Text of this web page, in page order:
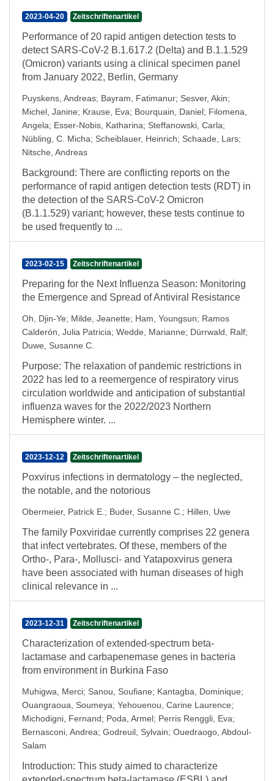
2023-04-20 Zeitschriftenartikel
Performance of 20 rapid antigen detection tests to
detect SARS-CoV-2 B.1.617.2 (Delta) and B.1.1.529
(Omicron) variants using a clinical specimen panel
from January 2022, Berlin, Germany
Puyskens, Andreas; Bayram, Fatimanur; Sesver, Akin;
Michel, Janine; Krause, Eva; Bourquain, Daniel; Filomena,
Angela; Esser-Nobis, Katharina; Steffanowski, Carla;
Nübling, C. Micha; Scheiblauer, Heinrich; Schaade, Lars;
Nitsche, Andreas
Background: There are conflicting reports on the
performance of rapid antigen detection tests (RDT) in
the detection of the SARS-CoV-2 Omicron
(B.1.1.529) variant; however, these tests continue to
be used frequently to ...
2023-02-15 Zeitschriftenartikel
Preparing for the Next Influenza Season: Monitoring
the Emergence and Spread of Antiviral Resistance
Oh, Djin-Ye; Milde, Jeanette; Ham, Youngsun; Ramos
Calderón, Julia Patricia; Wedde, Marianne; Dürrwald, Ralf;
Duwe, Susanne C.
Purpose: The relaxation of pandemic restrictions in
2022 has led to a reemergence of respiratory virus
circulation worldwide and anticipation of substantial
influenza waves for the 2022/2023 Northern
Hemisphere winter. ...
2023-12-12 Zeitschriftenartikel
Poxvirus infections in dermatology – the neglected,
the notable, and the notorious
Obermeier, Patrick E. ; Buder, Susanne C. ; Hillen, Uwe
The family Poxviridae currently comprises 22 genera
that infect vertebrates. Of these, members of the
Ortho-, Para-, Mollusci- and Yatapoxvirus genera
have been associated with human diseases of high
clinical relevance in ...
2023-12-31 Zeitschriftenartikel
Characterization of extended-spectrum beta-
lactamase and carbapenemase genes in bacteria
from environment in Burkina Faso
Muhigwa, Merci; Sanou, Soufiane; Kantagba, Dominique;
Ouangraoua, Soumeya; Yehouenou, Carine Laurence;
Michodigni, Fernand; Poda, Armel; Perris Renggli, Eva;
Bernasconi, Andrea; Godreuil, Sylvain; Ouedraogo, Abdoul-
Salam
Introduction: This study aimed to characterize